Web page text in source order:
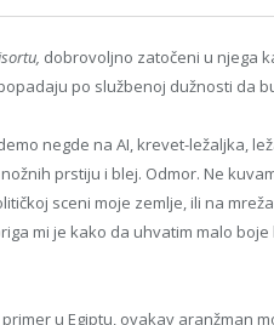
dobrovoljno zatočeni u njega
po službenoj dužnosti da
negde na AI, krevet-ležaljka,
prstiju i blej. Odmor. Ne
sceni moje zemlje, ili na
mi je kako da uhvatim malo
u Egiptu, ovakav aranžman